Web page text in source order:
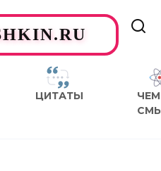
ЦИТАТЫ
ЧЕМ